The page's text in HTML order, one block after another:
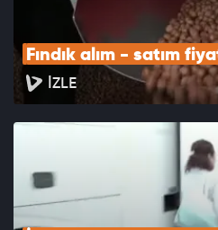
Fındık alım - satım
İZLE